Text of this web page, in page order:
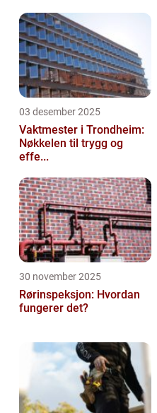
03 desember 2025
Vaktmester i Trondheim:
Nøkkelen til trygg og
effe...
30 november 2025
Rørinspeksjon: Hvordan
fungerer det?